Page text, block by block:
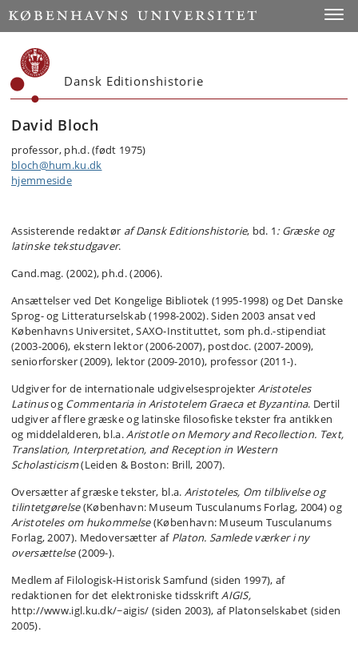
Start
Dansk Editionshistorie
David Bloch
professor, ph.d. (født 1975)
bloch@hum.ku.dk
hjemmeside
Assisterende redaktør af Dansk Editionshistorie, bd. 1: Græske og
latinske tekstudgaver.
Cand.mag. (2002), ph.d. (2006).
Ansættelser ved Det Kongelige Bibliotek (1995-1998) og Det Danske
Sprog- og Litteraturselskab (1998-2002). Siden 2003 ansat ved
Københavns Universitet, SAXO-Instituttet, som ph.d.-stipendiat
(2003-2006), ekstern lektor (2006-2007), postdoc. (2007-2009),
seniorforsker (2009), lektor (2009-2010), professor (2011-).
Udgiver for de internationale udgivelsesprojekter Aristoteles
Latinusog Commentaria in Aristotelem Graeca et Byzantina. Dertil
udgiver af flere græske og latinske filosofiske tekster fra antikken
og middelalderen, bl.a.Aristotle on Memory and Recollection. Text,
Translation, Interpretation, and Reception in Western
Scholasticism(Leiden & Boston: Brill, 2007).
Oversætter af græske tekster, bl.a. Aristoteles, Om tilblivelse og
tilintetgørelse(København: Museum Tusculanums Forlag, 2004) og
Aristoteles om hukommelse(København: Museum Tusculanums
Forlag, 2007). Medoversætter af Platon. Samlede værker i ny
oversættelse(2009-).
Medlem af Filologisk-Historisk Samfund (siden 1997), af
redaktionen for det elektroniske tidsskriftAIGIS,
http://www.igl.ku.dk/~aigis/ (siden 2003), af Platonselskabet (siden
2005).